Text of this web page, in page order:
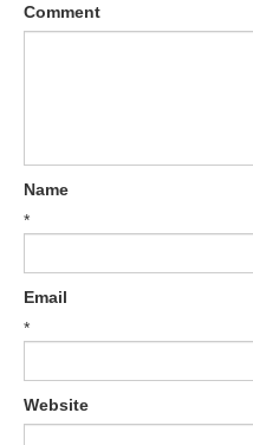
Comment
Name
*
Email
*
Website